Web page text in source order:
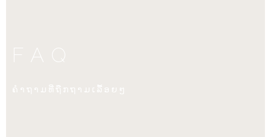
FAQ
ຄໍາ​ຖາມ​ທີ່​ຖືກ​ຖາມ​ເລື້ອຍໆ